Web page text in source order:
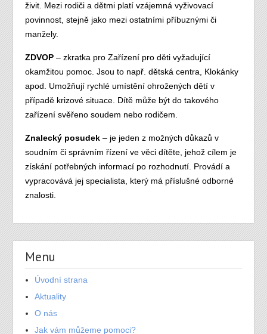
živit. Mezi rodiči a dětmi platí vzájemná vyživovací
povinnost, stejně jako mezi ostatními příbuznými či
manžely.
ZDVOP – zkratka pro Zařízení pro děti vyžadující
okamžitou pomoc. Jsou to např. dětská centra, Klokánky
apod. Umožňují rychlé umístění ohrožených dětí v
případě krizové situace. Dítě může být do takového
zařízení svěřeno soudem nebo rodičem.
Znalecký posudek – je jeden z možných důkazů v
soudním či správním řízení ve věci dítěte, jehož cílem je
získání potřebných informací po rozhodnutí. Provádí a
vypracovává jej specialista, který má příslušné odborné
znalosti.
Menu
Úvodní strana
Aktuality
O nás
Jak vám můžeme pomoci?